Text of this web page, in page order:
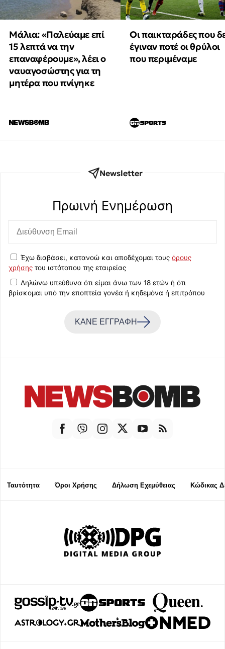
Μάλια: «Παλεύαμε επί
15 λεπτά να την
επαναφέρουμε», λέει ο
ναυαγοσώστης για τη
μητέρα που πνίγηκε
Οι παικταράδες που
έγιναν ποτέ οι θρύλοι
που περιμέναμε
Newsletter
Πρωινή Eνημέρωση
Έχω διαβάσει, κατανοώ και αποδέχομαι τους όρους
χρήσης του ιστότοπου της εταιρείας
Δηλώνω υπεύθυνα ότι είμαι άνω των 18 ετών ή ότι
βρίσκομαι υπό την εποπτεία γονέα ή κηδεμόνα ή επιτρόπου
ΚΑΝΕ ΕΓΓΡΑΦΗ
Ταυτότητα Όροι Χρήσης Δήλωση Εχεμύθειας Κώδικας